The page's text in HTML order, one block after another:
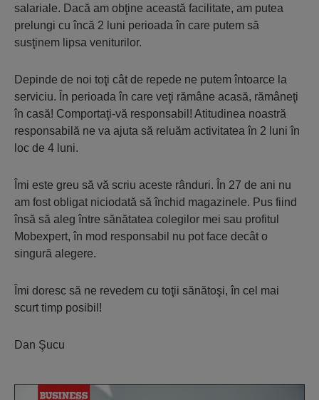
salariale. Dacă am obţine această facilitate, am putea
prelungi cu încă 2 luni perioada în care putem să
susţinem lipsa veniturilor.
Depinde de noi toţi cât de repede ne putem întoarce la
serviciu. În perioada în care veţi rămâne acasă, rămâneţi
în casă! Comportaţi-vă responsabil! Atitudinea noastră
responsabilă ne va ajuta să reluăm activitatea în 2 luni în
loc de 4 luni.
Îmi este greu să vă scriu aceste rânduri. În 27 de ani nu
am fost obligat niciodată să închid magazinele. Pus fiind
însă să aleg între sănătatea colegilor mei sau profitul
Mobexpert, în mod responsabil nu pot face decât o
singură alegere.
Îmi doresc să ne revedem cu toţii sănătoşi, în cel mai
scurt timp posibil!
Dan Şucu